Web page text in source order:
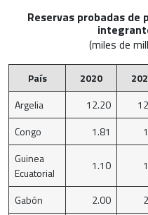
Reservas probadas de
(miles de
País 2020
Argelia
12.20
Congo
1.81
Guinea
Ecuatorial
1.10
Gabón 2.00